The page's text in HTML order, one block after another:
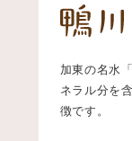
加東の名水
ネラル分を
徴です。